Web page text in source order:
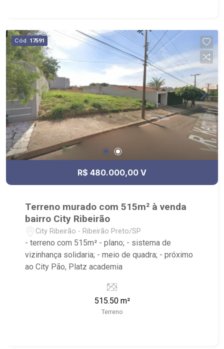
Cód. 17591
R$ 480.000,00 V
Terreno murado com 515m² à venda
bairro City Ribeirão
City Ribeirão - Ribeirão Preto/SP
- terreno com 515m² - plano; - sistema de
vizinhança solidaria; - meio de quadra; - próximo
ao City Pão, Platz academia
515.50 m²
Terreno